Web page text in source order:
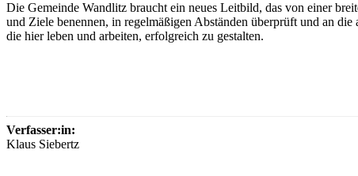
Die Gemeinde Wandlitz braucht ein neues Leitbild, das von einer
und Ziele benennen, in regelmäßigen Abständen überprüft und an
die hier leben und arbeiten, erfolgreich zu gestalten.
Verfasser:in:
Klaus Siebertz